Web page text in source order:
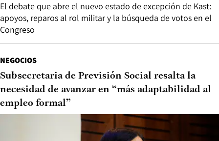
El debate que abre el nuevo estado de excepción de Kast:
apoyos, reparos al rol militar y la búsqueda de votos en el
Congreso
NEGOCIOS
Subsecretaria de Previsión Social resalta la
necesidad de avanzar en “más adaptabilidad al
empleo formal”